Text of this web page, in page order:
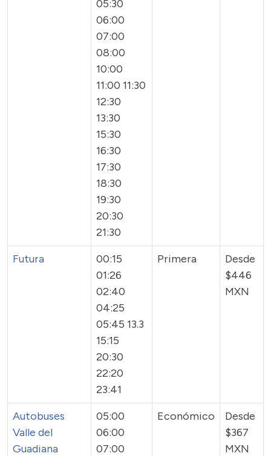
05:30
06:00
07:00
08:00
10:00
11:00 11:30
12:30
13:30
15:30
16:30
17:30
18:30
19:30
20:30
21:30
Futura
00:15
01:26
02:40
04:25
05:45 13.3
15:15
20:30
22:20
23:41
Primera
Desde
$446
MXN
Autobuses
Valle del
Guadiana
05:00
06:00
07:00
Económico
Desde
$367
MXN